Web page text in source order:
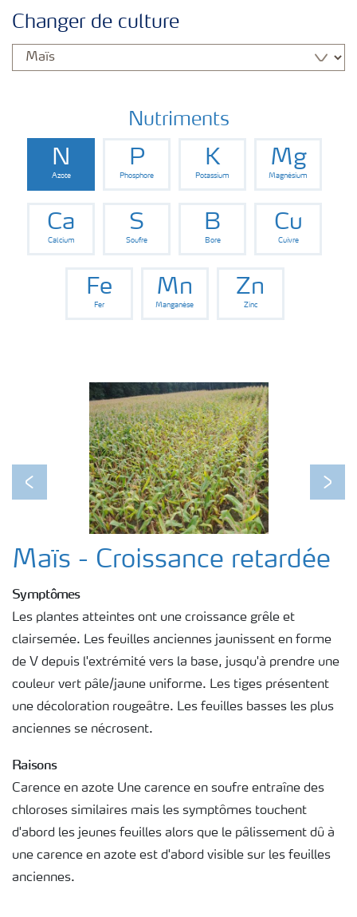
Cultures
Changer de culture
Nutriments
N
Azote
P
Phosphore
K
Potassium
Mg
Magnésium
Ca
Calcium
S
Soufre
B
Bore
Cu
Cuivre
Fe
Fer
Mn
Manganèse
Zn
Zinc
Previous Next
Maïs - Croissance retardée
Symptômes
Les plantes atteintes ont une croissance grêle et
clairsemée. Les feuilles anciennes jaunissent en forme
de V depuis l'extrémité vers la base, jusqu'à prendre une
couleur vert pâle/jaune uniforme. Les tiges présentent
une décoloration rougeâtre. Les feuilles basses les plus
anciennes se nécrosent.
Raisons
Carence en azote Une carence en soufre entraîne des
chloroses similaires mais les symptômes touchent
d'abord les jeunes feuilles alors que le pâlissement dû à
une carence en azote est d'abord visible sur les feuilles
anciennes.